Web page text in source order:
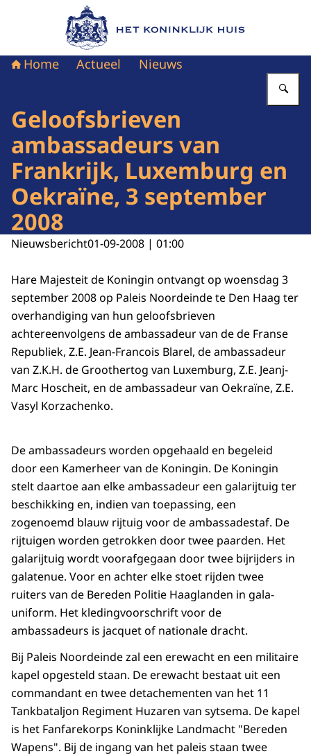
Naar de homepage van Het Koninklijk Huis
Home Actueel Nieuws
Geloofsbrieven
ambassadeurs van
Frankrijk, Luxemburg en
Oekraïne, 3 september
2008
Nieuwsbericht01-09-2008 | 01:00
Hare Majesteit de Koningin ontvangt op woensdag 3
september 2008 op Paleis Noordeinde te Den Haag ter
overhandiging van hun geloofsbrieven
achtereenvolgens de ambassadeur van de de Franse
Republiek, Z.E. Jean-Francois Blarel, de ambassadeur
van Z.K.H. de Groothertog van Luxemburg, Z.E. Jeanj-
Marc Hoscheit, en de ambassadeur van Oekraïne, Z.E.
Vasyl Korzachenko.
De ambassadeurs worden opgehaald en begeleid
door een Kamerheer van de Koningin. De Koningin
stelt daartoe aan elke ambassadeur een galarijtuig ter
beschikking en, indien van toepassing, een
zogenoemd blauw rijtuig voor de ambassadestaf. De
rijtuigen worden getrokken door twee paarden. Het
galarijtuig wordt voorafgegaan door twee bijrijders in
galatenue. Voor en achter elke stoet rijden twee
ruiters van de Bereden Politie Haaglanden in gala-
uniform. Het kledingvoorschrift voor de
ambassadeurs is jacquet of nationale dracht.
Bij Paleis Noordeinde zal een erewacht en een militaire
kapel opgesteld staan. De erewacht bestaat uit een
commandant en twee detachementen van het 11
Tankbataljon Regiment Huzaren van sytsema. De kapel
is het Fanfarekorps Koninklijke Landmacht "Bereden
Wapens". Bij de ingang van het paleis staan twee